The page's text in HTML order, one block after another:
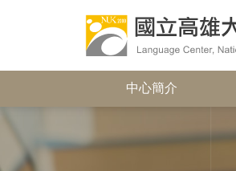
中心簡介